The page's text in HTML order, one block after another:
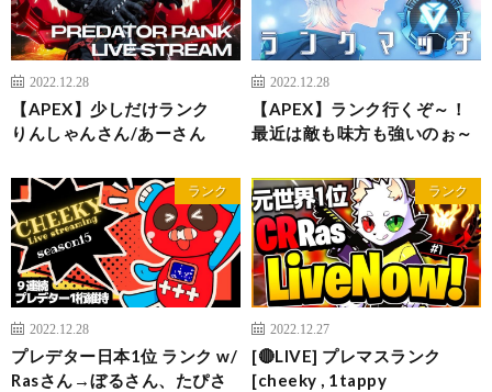
2022.12.28
【APEX】少しだけランク
りんしゃんさん/あーさん
2022.12.28
【APEX】ランク行くぞ～！
最近は敵も味方も強いのぉ～
ランク
2022.12.28
プレデター日本1位 ランク w/
Rasさん→ぼるさん、たぴさ
ランク
2022.12.27
[🔴LIVE] プレマスランク
[cheeky , 1tappy